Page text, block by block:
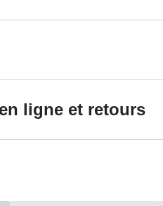
ligne et retours